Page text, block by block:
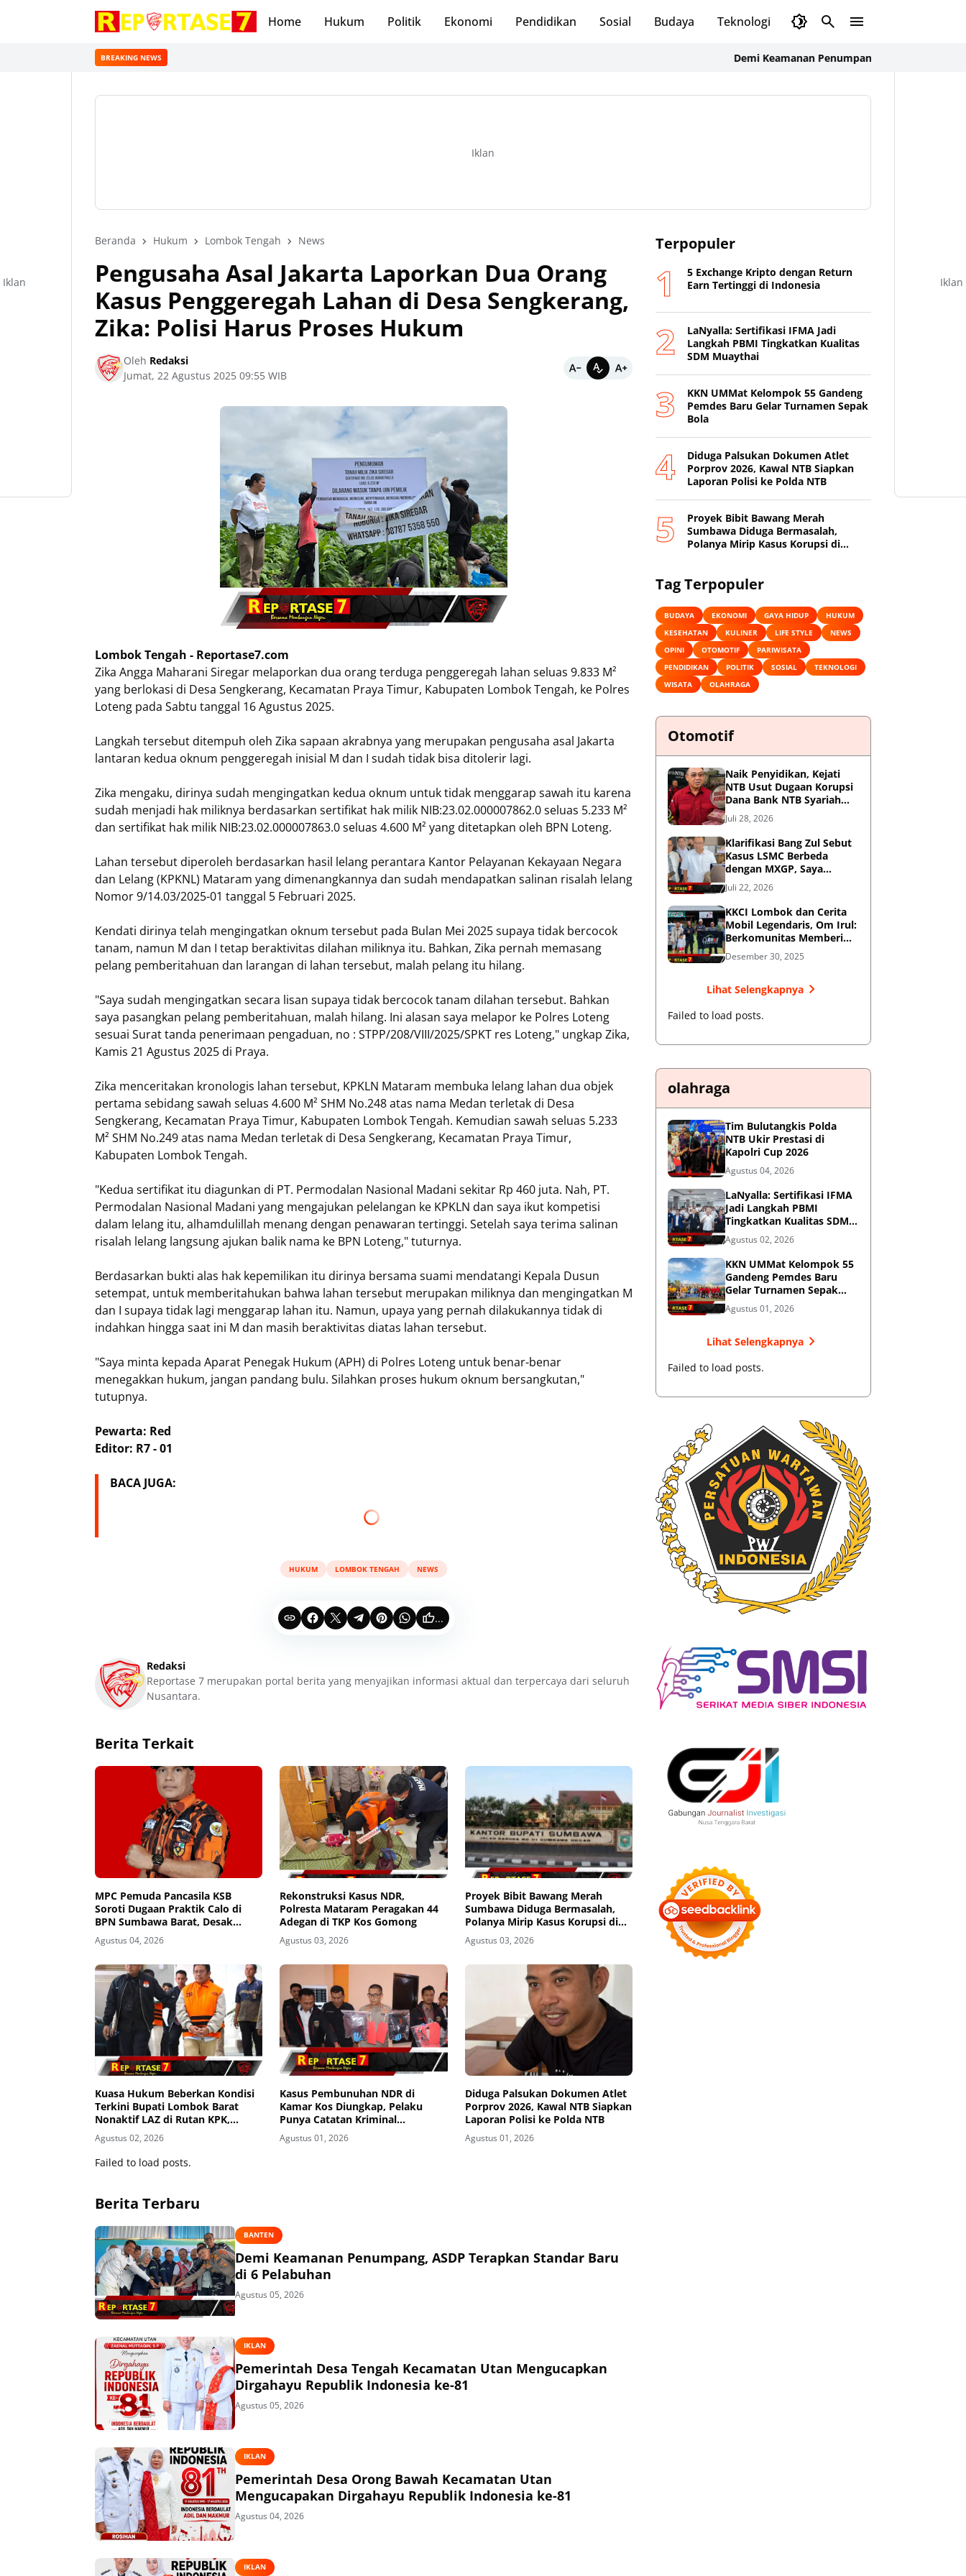
Home Hukum Politik Ekonomi Pendidikan Sosial Budaya Teknologi Olahraga
BREAKING NEWS Demi Keamanan Penumpang, ASDP Terapkan Standar
Iklan
Beranda Hukum Lombok Tengah News
Pengusaha Asal Jakarta Laporkan Dua Orang
Kasus Penggeregah Lahan di Desa Sengkerang,
Zika: Polisi Harus Proses Hukum
Oleh Redaksi
Jumat, 22 Agustus 2025 09:55 WIB
Lombok Tengah - Reportase7.com
Zika Angga Maharani Siregar melaporkan dua orang terduga penggeregah lahan seluas 9.833 M²
yang berlokasi di Desa Sengkerang, Kecamatan Praya Timur, Kabupaten Lombok Tengah, ke Polres
Loteng pada Sabtu tanggal 16 Agustus 2025.
Langkah tersebut ditempuh oleh Zika sapaan akrabnya yang merupakan pengusaha asal Jakarta
lantaran kedua oknum penggeregah inisial M dan I sudah tidak bisa ditolerir lagi.
Zika mengaku, dirinya sudah mengingatkan kedua oknum untuk tidak menggarap sawah itu karena
sudah menjadi hak miliknya berdasarkan sertifikat hak milik NIB:23.02.000007862.0 seluas 5.233 M²
dan sertifikat hak milik NIB:23.02.000007863.0 seluas 4.600 M² yang ditetapkan oleh BPN Loteng.
Lahan tersebut diperoleh berdasarkan hasil lelang perantara Kantor Pelayanan Kekayaan Negara
dan Lelang (KPKNL) Mataram yang dimenangkannya dan sudah mendapatkan salinan risalah lelang
Nomor 9/14.03/2025-01 tanggal 5 Februari 2025.
Kendati dirinya telah mengingatkan oknum tersebut pada Bulan Mei 2025 supaya tidak bercocok
tanam, namun M dan I tetap beraktivitas dilahan miliknya itu. Bahkan, Zika pernah memasang
pelang pemberitahuan dan larangan di lahan tersebut, malah pelang itu hilang.
"Saya sudah mengingatkan secara lisan supaya tidak bercocok tanam dilahan tersebut. Bahkan
saya pasangkan pelang pemberitahuan, malah hilang. Ini alasan saya melapor ke Polres Loteng
sesuai Surat tanda penerimaan pengaduan, no : STPP/208/VIII/2025/SPKT res Loteng," ungkap Zika,
Kamis 21 Agustus 2025 di Praya.
Zika menceritakan kronologis lahan tersebut, KPKLN Mataram membuka lelang lahan dua objek
pertama sebidang sawah seluas 4.600 M² SHM No.248 atas nama Medan terletak di Desa
Sengkerang, Kecamatan Praya Timur, Kabupaten Lombok Tengah. Kemudian sawah seluas 5.233
M² SHM No.249 atas nama Medan terletak di Desa Sengkerang, Kecamatan Praya Timur,
Kabupaten Lombok Tengah.
"Kedua sertifikat itu diagunkan di PT. Permodalan Nasional Madani sekitar Rp 460 juta. Nah, PT.
Permodalan Nasional Madani yang mengajukan pelelangan ke KPKLN dan saya ikut kompetisi
dalam lelang itu, alhamdulillah menang dengan penawaran tertinggi. Setelah saya terima salinan
risalah lelang langsung ajukan balik nama ke BPN Loteng," tuturnya.
Berdasarkan bukti alas hak kepemilikan itu dirinya bersama suami mendatangi Kepala Dusun
setempat, untuk memberitahukan bahwa lahan tersebut merupakan miliknya dan mengingatkan M
dan I supaya tidak lagi menggarap lahan itu. Namun, upaya yang pernah dilakukannya tidak di
indahkan hingga saat ini M dan masih beraktivitas diatas lahan tersebut.
"Saya minta kepada Aparat Penegak Hukum (APH) di Polres Loteng untuk benar-benar
menegakkan hukum, jangan pandang bulu. Silahkan proses hukum oknum bersangkutan,"
tutupnya.
Pewarta: Red
Editor: R7 - 01
BACA JUGA:
HUKUM LOMBOK TENGAH NEWS
...
Redaksi
Reportase 7 merupakan portal berita yang menyajikan informasi aktual dan terpercaya dari seluruh
Nusantara.
Berita Terkait
MPC Pemuda Pancasila KSB
Soroti Dugaan Praktik Calo di
BPN Sumbawa Barat, Desak
Evaluasi Total dan Turun Tangan
Aparat Penegak Hukum
Agustus 04, 2026
Rekonstruksi Kasus NDR,
Polresta Mataram Peragakan 44
Adegan di TKP Kos Gomong
Agustus 03, 2026
Proyek Bibit Bawang Merah
Sumbawa Diduga Bermasalah,
Polanya Mirip Kasus Korupsi di
Lobar
Agustus 03, 2026
Kuasa Hukum Beberkan Kondisi
Terkini Bupati Lombok Barat
Nonaktif LAZ di Rutan KPK,
Pasrah dan Kooperatif
Agustus 02, 2026
Kasus Pembunuhan NDR di
Kamar Kos Diungkap, Pelaku
Punya Catatan Kriminal
Kekerasan
Agustus 01, 2026
Diduga Palsukan Dokumen Atlet
Porprov 2026, Kawal NTB Siapkan
Laporan Polisi ke Polda NTB
Agustus 01, 2026
Failed to load posts.
Berita Terbaru
BANTEN
Demi Keamanan Penumpang, ASDP Terapkan Standar Baru
di 6 Pelabuhan
Agustus 05, 2026
IKLAN
Pemerintah Desa Tengah Kecamatan Utan Mengucapkan
Dirgahayu Republik Indonesia ke-81
Agustus 05, 2026
IKLAN
Pemerintah Desa Orong Bawah Kecamatan Utan
Mengucapakan Dirgahayu Republik Indonesia ke-81
Agustus 04, 2026
IKLAN
Terpopuler
5 Exchange Kripto dengan Return
Earn Tertinggi di Indonesia
LaNyalla: Sertifikasi IFMA Jadi
Langkah PBMI Tingkatkan Kualitas
SDM Muaythai
KKN UMMat Kelompok 55 Gandeng
Pemdes Baru Gelar Turnamen Sepak
Bola
Diduga Palsukan Dokumen Atlet
Porprov 2026, Kawal NTB Siapkan
Laporan Polisi ke Polda NTB
Proyek Bibit Bawang Merah
Sumbawa Diduga Bermasalah,
Polanya Mirip Kasus Korupsi di
Tag Terpopuler
BUDAYA EKONOMI GAYA HIDUP
HUKUM
KESEHATAN
KULINER LIFE STYLE
NEWS
OPINI
OTOMOTIF
PARIWISATA
PENDIDIKAN
POLITIK SOSIAL
TEKNOLOGI
WISATA
OLAHRAGA
Otomotif
Naik Penyidikan, Kejati
NTB Usut Dugaan Korupsi
Dana Bank NTB Syariah
untuk MXGP 2023
Juli 28, 2026
Klarifikasi Bang Zul Sebut
Kasus LSMC Berbeda
dengan MXGP, Saya
Dipanggil Sebagai Saksi
Juli 22, 2026
KKCI Lombok dan Cerita
Mobil Legendaris, Om Irul:
Berkomunitas Memberi
Manfaat dan Membangun
Imej Positif
Desember 30, 2025
Lihat Selengkapnya
Failed to load posts.
olahraga
Tim Bulutangkis Polda
NTB Ukir Prestasi di
Kapolri Cup 2026
Agustus 04, 2026
LaNyalla: Sertifikasi IFMA
Jadi Langkah PBMI
Tingkatkan Kualitas SDM
Muaythai
Agustus 02, 2026
KKN UMMat Kelompok 55
Gandeng Pemdes Baru
Gelar Turnamen Sepak
Bola
Agustus 01, 2026
Lihat Selengkapnya
Failed to load posts.
Iklan Iklan